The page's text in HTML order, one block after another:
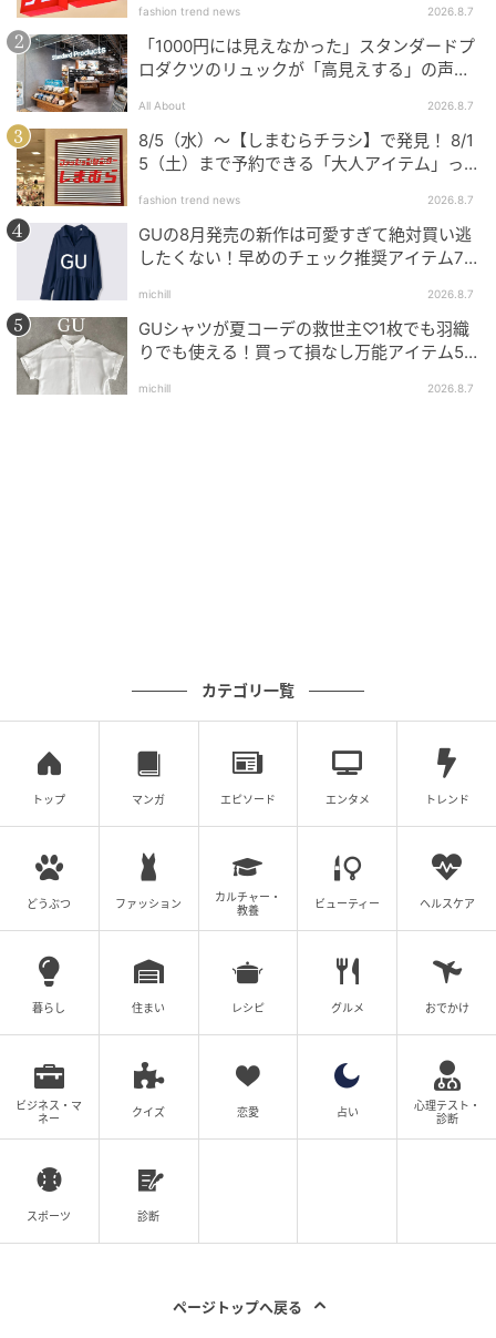
fashion trend news 2026.8.7
「1000円には見えなかった」スタンダードプ
ロダクツのリュックが「高見えする」の声。
All About 2026.8.7
8/5（水）〜【しまむらチラシ】で発見！ 8/1
5（土）まで予約できる「大人アイテム」っ
fashion trend news 2026.8.7
GUの8月発売の新作は可愛すぎて絶対買い逃
したくない！早めのチェック推奨アイテム7
michill 2026.8.7
GUシャツが夏コーデの救世主♡1枚でも羽織
りでも使える！買って損なし万能アイテム5
michill 2026.8.7
カテゴリ一覧
トップ マンガ エピソード エンタメ トレンド
どうぶつ ファッション
カルチャー・
教養
ビューティー ヘルスケア
暮らし 住まい レシピ グルメ おでかけ
ビジネス・マ
ネー
クイズ 恋愛 占い
心理テスト・
診断
スポーツ 診断
ページトップへ戻る